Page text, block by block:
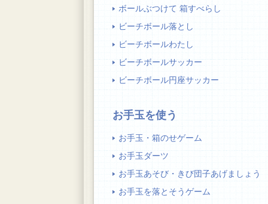
ボールぶつけて 箱すべらし
ビーチボール落とし
ビーチボールわたし
ビーチボールサッカー
ビーチボール円座サッカー
お手玉を使う
お手玉・箱のせゲーム
お手玉ダーツ
お手玉あそび・きび団子あげましょう
お手玉を落とそうゲーム